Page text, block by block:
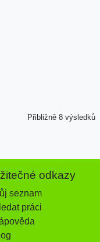
Přibližně 8 výsledků
odkazy
seznam
práci